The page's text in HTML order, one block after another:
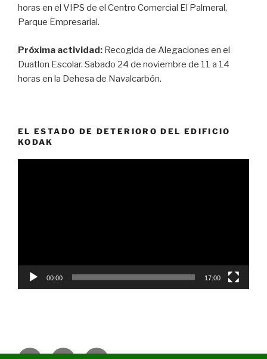
horas en el VIPS de el Centro Comercial El Palmeral,
Parque Empresarial.
Próxima actividad: Recogida de Alegaciones en el
Duatlon Escolar. Sabado 24 de noviembre de 11 a 14
horas en la Dehesa de Navalcarbón.
EL ESTADO DE DETERIORO DEL EDIFICIO
KODAK
00:00 17:00
FacebookTwitterCorreo